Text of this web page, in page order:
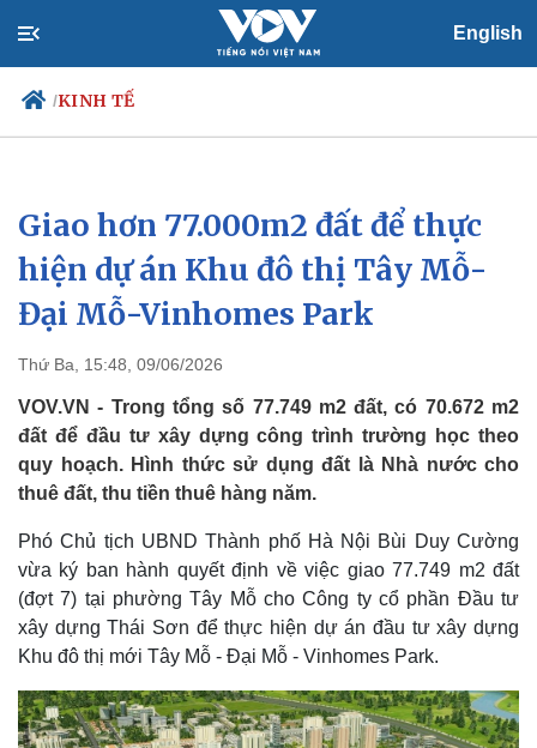
English
/KINH TẾ
Chính trị
Đảng
Tổ chức nhân sự
Quốc hội
Nhận diện sự thật
Xã hội
Tin 24h
Dự báo thời tiết
Giáo dục
Giao hơn 77.000m2 đất để thực
hiện dự án Khu đô thị Tây Mỗ-
Đại Mỗ-Vinhomes Park
Thứ Ba, 15:48, 09/06/2026
VOV.VN - Trong tổng số 77.749 m2 đất, có 70.672 m2
đất để đầu tư xây dựng công trình trường học theo
quy hoạch. Hình thức sử dụng đất là Nhà nước cho
thuê đất, thu tiền thuê hàng năm.
Phó Chủ tịch UBND Thành phố Hà Nội Bùi Duy Cường
vừa ký ban hành quyết định về việc giao 77.749 m2 đất
(đợt 7) tại phường Tây Mỗ cho Công ty cổ phần Đầu tư
xây dựng Thái Sơn để thực hiện dự án đầu tư xây dựng
Khu đô thị mới Tây Mỗ - Đại Mỗ - Vinhomes Park.